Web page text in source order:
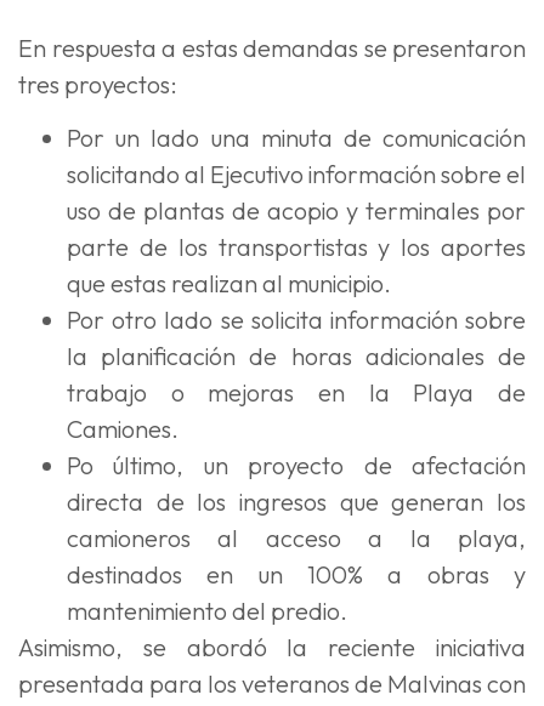
En respuesta a estas demandas se presentaron
tres proyectos:
Por un lado una minuta de comunicación
solicitando al Ejecutivo información sobre el
uso de plantas de acopio y terminales por
parte de los transportistas y los aportes
que estas realizan al municipio.
Por otro lado se solicita información sobre
la planificación de horas adicionales de
trabajo o mejoras en la Playa de
Camiones.
Po último, un proyecto de afectación
directa de los ingresos que generan los
camioneros al acceso a la playa,
destinados en un 100% a obras y
mantenimiento del predio.
Asimismo, se abordó la reciente iniciativa
presentada para los veteranos de Malvinas con